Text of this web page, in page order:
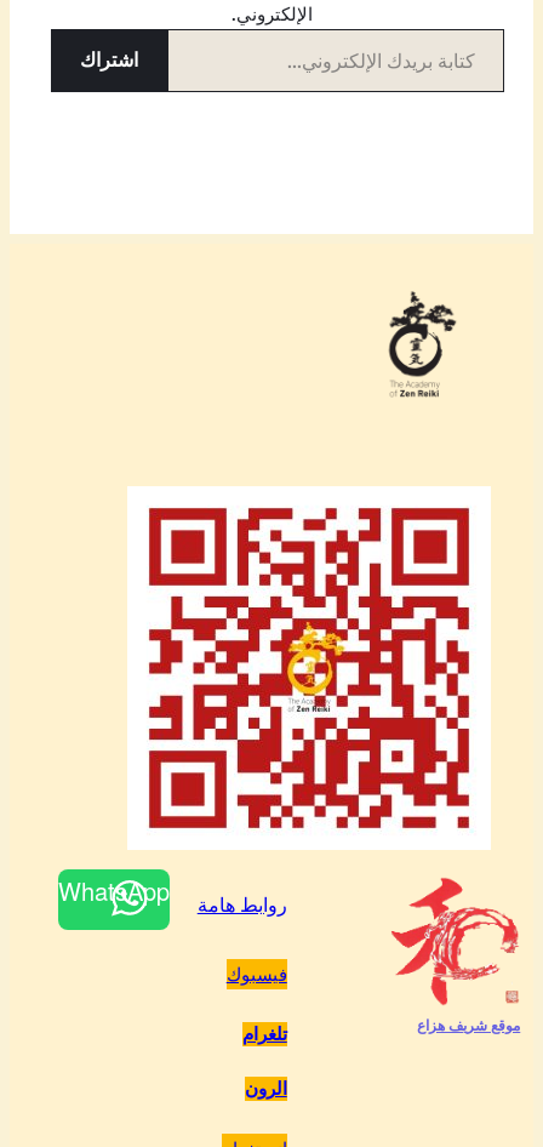
الإلكتروني.
كتابة بريدك الإلكتروني…
اشتراك
موقع شريف هزاع
روابط هامة
فيسبوك
تلغرام
الرون
WhatsApp